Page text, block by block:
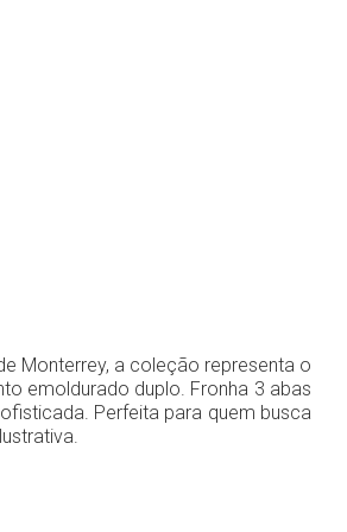
Monterrey, a coleção representa o
emoldurado duplo. Fronha 3 abas
Perfeita para quem busca